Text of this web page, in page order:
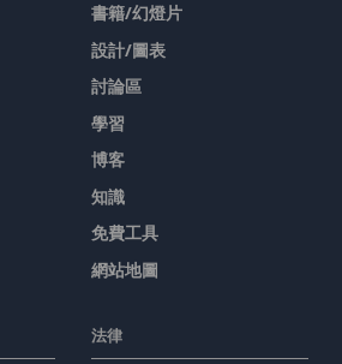
書籍/幻燈片
設計/圖表
討論區
學習
博客
知識
免費工具
網站地圖
法律